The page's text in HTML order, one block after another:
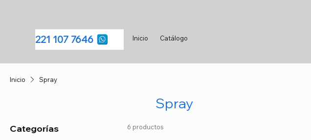
221 107 7646 Inicio Catálogo
Inicio Spray
Spray
Categorías 6 productos